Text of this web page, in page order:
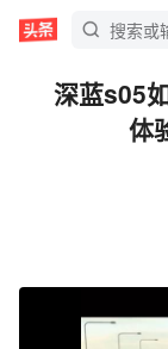
深蓝s05
体